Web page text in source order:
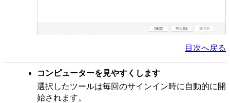
目次へ戻る
コンピューターを見やすくします
選択したツールは毎回のサインイン時に自動的に開
始されます。